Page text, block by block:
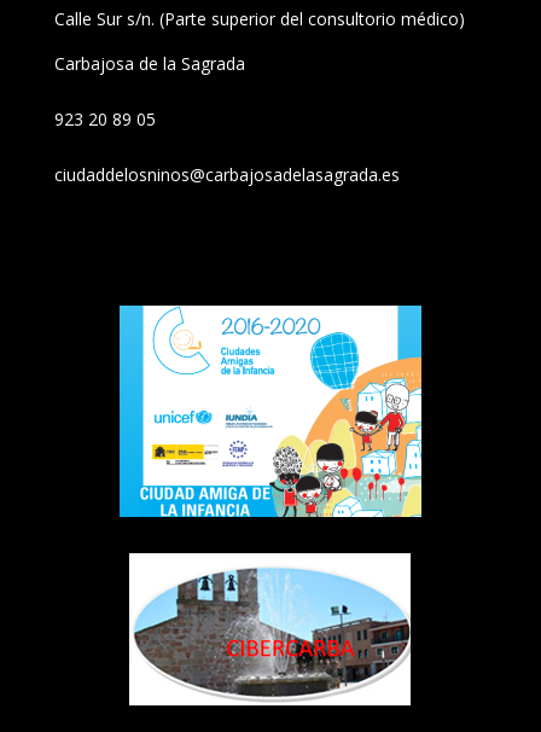
Calle Sur s/n. (Parte superior del consultorio médico)
Carbajosa de la Sagrada
923 20 89 05
ciudaddelosninos@carbajosadelasagrada.es